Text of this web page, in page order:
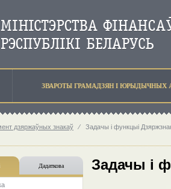
ЗВАРОТЫ ГРАМАДЗЯН I ЮРЫДЫЧНЫХ
дзяржаўных знакаў ⁄ Задачы i функцыi
Дадаткова Задачы i